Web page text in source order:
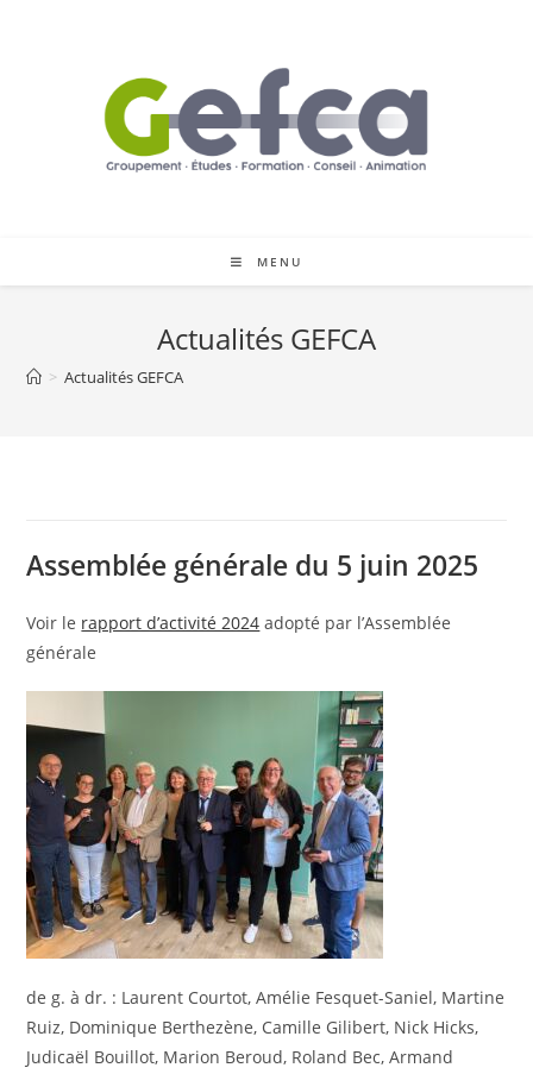
MENU
Actualités GEFCA
> Actualités GEFCA
Assemblée générale du 5 juin 2025
Voir le rapport d’activité 2024 adopté par l’Assemblée
générale
de g. à dr. : Laurent Courtot, Amélie Fesquet-Saniel, Martine
Ruiz, Dominique Berthezène, Camille Gilibert, Nick Hicks,
Judicaël Bouillot, Marion Beroud, Roland Bec, Armand